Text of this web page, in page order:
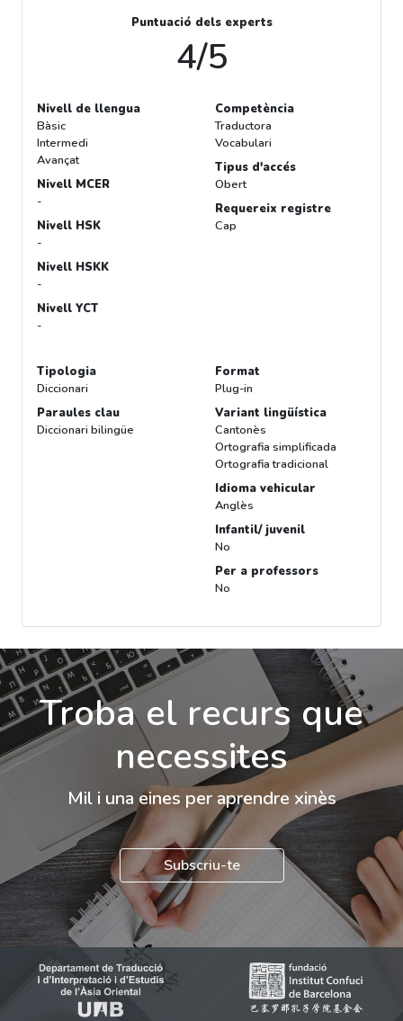
Puntuació dels experts
4/5
Nivell de llengua
Bàsic
Intermedi
Avançat
Nivell MCER
-
Nivell HSK
-
Nivell HSKK
-
Nivell YCT
-
Competència
Traductora
Vocabulari
Tipus d'accés
Obert
Requereix registre
Cap
Tipologia
Diccionari
Paraules clau
Diccionari bilingüe
Format
Plug-in
Variant lingüística
Cantonès
Ortografia simplificada
Ortografia tradicional
Idioma vehicular
Anglès
Infantil/ juvenil
No
Per a professors
No
Troba el recurs que
necessites
Mil i una eines per aprendre xinès
Subscriu-te